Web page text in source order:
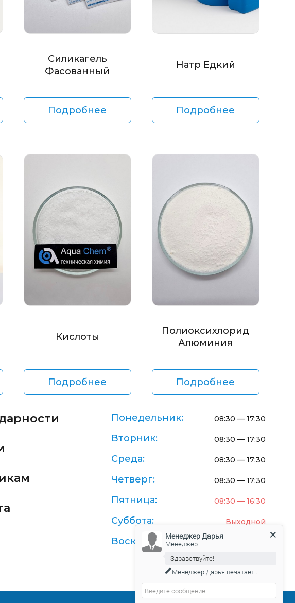
Силикагель
Фасованный
Подробнее
Натр Едкий
Подробнее
Кислоты
Подробнее
Полиоксихлорид
Алюминия
Подробнее
Понедельник: 08:30 — 17:30
Вторник: 08:30 — 17:30
Среда: 08:30 — 17:30
Четверг: 08:30 — 17:30
Пятница: 08:30 — 16:30
Суббота: Выходной
Воскресенье:Менеджер Дарья
Менеджер
Здравствуйте!
Менеджер Дарья печатает...